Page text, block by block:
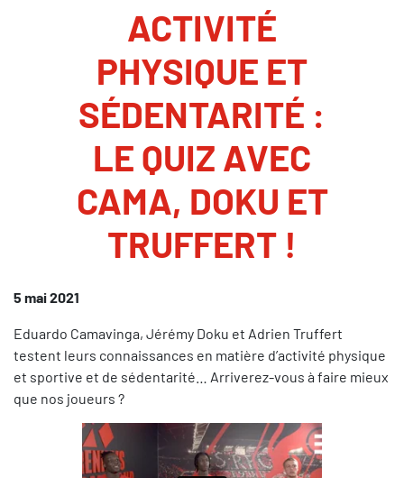
ACTIVITÉ
PHYSIQUE ET
SÉDENTARITÉ :
LE QUIZ AVEC
CAMA, DOKU ET
TRUFFERT !
5 mai 2021
Eduardo Camavinga, Jérémy Doku et Adrien Truffert
testent leurs connaissances en matière d’activité physique
et sportive et de sédentarité… Arriverez-vous à faire mieux
que nos joueurs ?